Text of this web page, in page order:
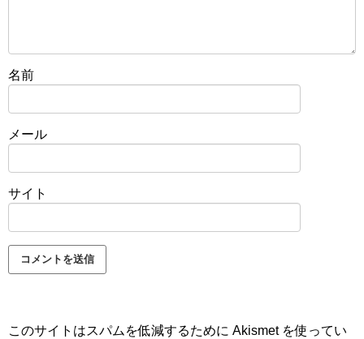
名前
メール
サイト
このサイトはスパムを低減するために Akismet を使ってい